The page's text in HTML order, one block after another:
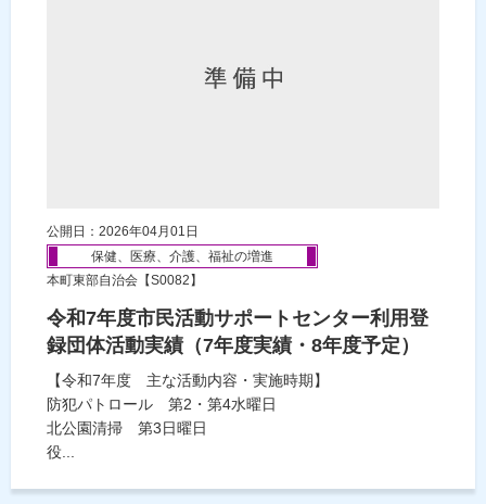
公開日：2026年04月01日
保健、医療、介護、福祉の増進
本町東部自治会【S0082】
令和7年度市民活動サポートセンター利用登
録団体活動実績（7年度実績・8年度予定）
【令和7年度 主な活動内容・実施時期】
防犯パトロール 第2・第4水曜日
北公園清掃 第3日曜日
役...